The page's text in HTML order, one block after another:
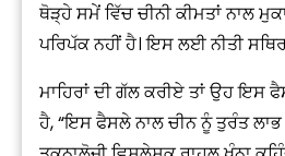
ਥੋੜ੍ਹੇ ਸਮੇਂ ਵਿੱਚ ਚੀਨੀ ਕੀਮਤਾਂ ਨਾਲ
ਪਰਿਪੱਕ ਨਹੀਂ ਹੈ। ਇਸ ਲਈ ਨੀਤੀ
ਮਾਹਿਰਾਂ ਦੀ ਗੱਲ ਕਰੀਏ ਤਾਂ ਉਹ ਇਸ
ਹੈ, “ਇਸ ਫੈਸਲੇ ਨਾਲ ਚੀਨ ਨੂੰ ਤੁਰੰਤ